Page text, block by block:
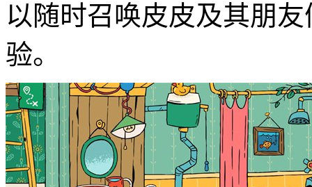
以随时召唤皮皮及其朋
验。